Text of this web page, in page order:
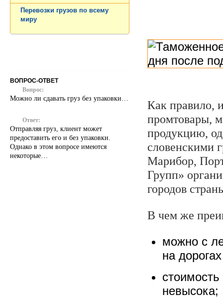
Как правило,
промтовары,
продукцию,
словенскими
Марибор,
Групп»
городов
В чем же
можно с
на
стоимость
невысока;
Перевозки грузов по всему
миру
ВОПРОС-ОТВЕТ
Вопрос:
Можно ли сдавать груз без упаковки…
Ответ:
Отправляя груз, клиент может
предоставить его и без упаковки.
Однако в этом вопросе имеются
некоторые…